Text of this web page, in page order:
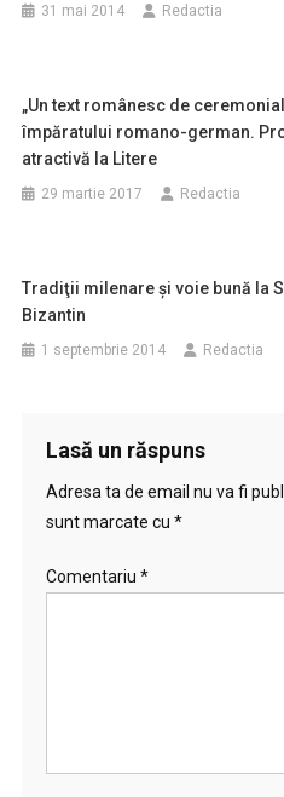
31 mai 2014 Redactia
„Un text românesc de
împăratului romano-german.
atractivă la Litere
29 martie 2017 Redactia
Tradiţii milenare şi voie bună la
Bizantin
1 septembrie 2014 Redactia
Lasă un răspuns
Adresa ta de email nu va fi
sunt marcate cu *
Comentariu *